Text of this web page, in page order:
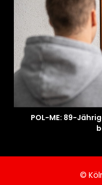
POL-ME: 89-
©